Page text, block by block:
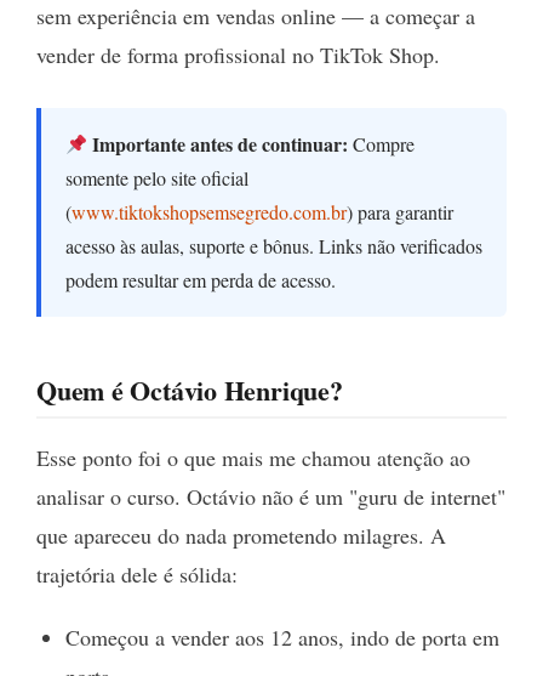
sem experiência em vendas online — a começar a
vender de forma profissional no TikTok Shop.
Importante antes de continuar: Compre
somente pelo site oficial
(www.tiktokshopsemsegredo.com.br) para garantir
acesso às aulas, suporte e bônus. Links não verificados
podem resultar em perda de acesso.
Quem é Octávio Henrique?
Esse ponto foi o que mais me chamou atenção ao
analisar o curso. Octávio não é um "guru de internet"
que apareceu do nada prometendo milagres. A
trajetória dele é sólida:
Começou a vender aos 12 anos, indo de porta em